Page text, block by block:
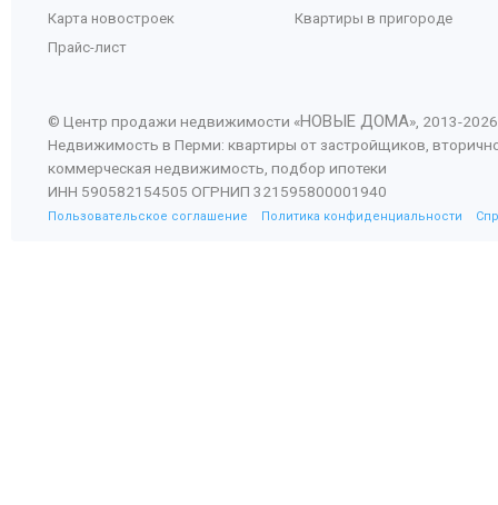
Карта новостроек
Прайс-лист
Квартиры в пригороде
© Центр продажи недвижимости «НОВЫЕ ДОМА», 2013-2026
Недвижимость в Перми: квартиры от застройщиков,
коммерческая недвижимость, подбор ипотеки
ИНН 590582154505 ОГРНИП 321595800001940
Пользовательское соглашение Политика конфиденциальности